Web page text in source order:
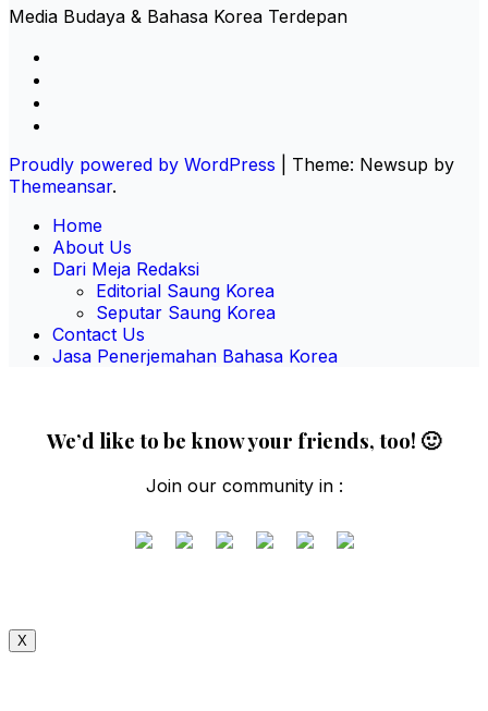
Media Budaya & Bahasa Korea Terdepan
Proudly powered by WordPress
Theme: Newsup by
Themeansar.
Home
About Us
Dari Meja Redaksi
Editorial Saung Korea
Seputar Saung Korea
Contact Us
Jasa Penerjemahan Bahasa Korea
We’d like to be know your friends, too! 🙂
Join our community in :
X